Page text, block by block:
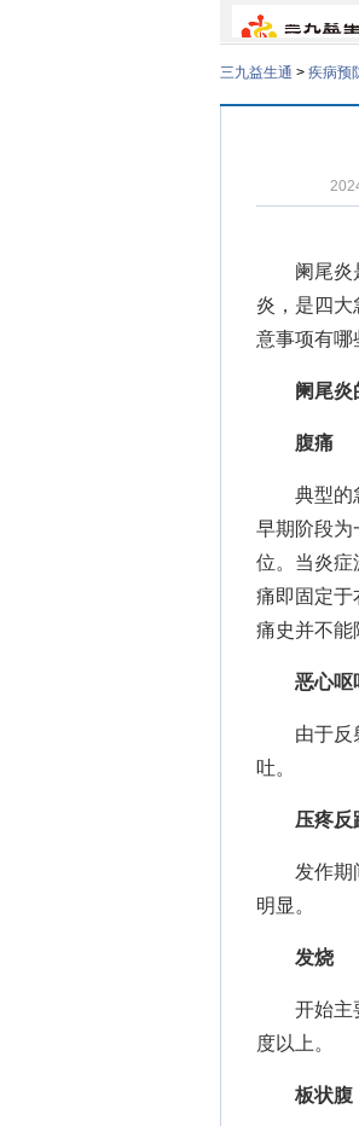
三九益生通 > 疾病预
阑尾炎是
炎，是四大
意事项有哪
阑尾炎
腹痛
典型的急
早期阶段为
位。当炎症
痛即固定于
痛史并不能
恶心呕
由于反射
吐。
压疼反
发作期间
明显。
发烧
开始主要
度以上。
板状腹